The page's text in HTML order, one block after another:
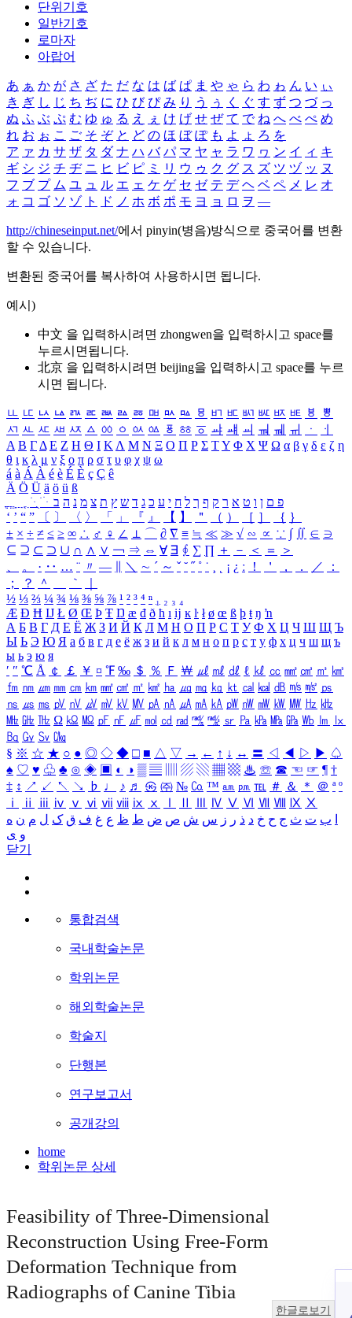
단위기호
일반기호
로마자
아랍어
あ ぁ か が さ ざ た だ な は ば ぱ ま や ゃ ら わ ゎ ん い ぃ
き ぎ し じ ち ぢ に ひ び ぴ み り う ぅ く ぐ す ず つ づ っ
ぬ ふ ぶ ぷ む ゆ ゅ る え ぇ け げ せ ぜ て で ね へ べ ぺ め
れ お ぉ こ ご そ ぞ と ど の ほ ぼ ぽ も よ ょ ろ を
ア ァ カ サ ザ タ ダ ナ ハ バ パ マ ヤ ャ ラ ワ ヮ ン イ ィ キ
ギ シ ジ チ ヂ ニ ヒ ビ ピ ミ リ ウ ゥ ク グ ス ズ ツ ヅ ッ ヌ
フ ブ プ ム ユ ュ ル エ ェ ケ ゲ セ ゼ テ デ ヘ ベ ペ メ レ オ
ォ コ ゴ ソ ゾ ト ド ノ ホ ボ ポ モ ヨ ョ ロ ヲ ―
http://chineseinput.net/에서 pinyin(병음)방식으로 중국어를 변환
할 수 있습니다.
변환된 중국어를 복사하여 사용하시면 됩니다.
예시)
中文 을 입력하시려면 zhongwen을 입력하시고 space를
누르시면됩니다.
北京 을 입력하시려면 beijing을 입력하시고 space를 누르
시면 됩니다.
ㅥ ㅦ ㅧ ㅨ ㅩ ㅪ ㅫ ㅬ ㅭ ㅮ ㅯ ㅰ ㅱ ㅲ ㅳ ㅴ ㅵ ㅶ ㅷ ㅸ
ㅹ
ㅺ ㅻ ㅼ ㅽ ㅾ ㅿ ㆀ ㆁ ㆂ ㆃ ㆄ ㆅ ㆆ ㆇ ㆈ ㆉ ㆊ ㆋ ㆌ ㆍ
ㆎ
Α Β ΓΔ Ε Ζ Η Θ Ι ΚΛ Μ Ν Ξ Ο Π Ρ Σ ΤΥ Φ Χ Ψ Ω α β γ δ ε ζ η
θ ι κ λ μ ν ξ ο π ρ σ τ υ φ χ ψ ω
á à Á À é è É È ç Ç ê
Ä Ö Ü ä ö ü ß
ִֶֹ ֻּ ׁׂ פ ם ן ו ט א ר ק ף ך ל ח י ע כ ג ד ש ץ ת צ מ נ ה ב
‘ ’ “ ” 〔 〕 〈 〉 「 」 『 』 【 】 ＂ （ ） ［ ］ ｛ ｝
± × ÷ ≠ ≤ ≥ ∞ ∴ ♂ ♀ ∠ ⊥ ⌒ ∂ ∇ ≡ ≒ ≪ ≫ √ ∽ ∝ ∵ ∫ ∬ ∈ ∋
⊆ ⊇ ⊂ ⊃ ∪ ∩ ∧ ∨ ￢ ⇒ ⇔ ∀ ∃ ∮ ∑ ∏ ＋ － ＜ ＝
＞
、
。 · ‥ … ¨ 〃 ― ＼ ∼ ´ ～ ˇ ˘ ˝ ˚ ˙ ¸ ¡ ¿ ː ！ ＇ ， ． ／
：
；
？ ＾ ｀
½ ⅓ ⅔ ¼ ¾ ⅛ ⅜ ⅝ ⅞ ¹ ² ³ ⁴ ⁿ ₁ ₂ ₃ ₄
Æ Ð Ħ Ĳ Ł Ø Œ Þ Ŧ Ŋ æ đ ð ħ ı ĳ ĸ ŀ ł ø œ ß þ ŧ ŋ ŉ
А Б В Г Д Е Ё Ж З И Й К Л М Н О П Р С Т У Ф Х Ц Ч Ш Щ Ъ
Ы Ь Э Ю Я а б в г д е ё ж з и й к л м н о п р с т у ф х ц ч ш щ ъ
ы ь э ю я
′ ″ ℃ Å ￠ ￡ ￥ ¤ ℉ ‰ ＄ ％ Ｆ ￦ ㎕ ㎖ ㎗ ℓ ㎘ ㏄ ㎣ ㎤ ㎥ ㎦
㎙ ㎚ ㎛ ㎜ ㎝ ㎞ ㎟ ㎠ ㎡ ㎢ ㏊ ㎍ ㎎ ㎏ ㏏ ㎈ ㎉ ㏈ ㎧ ㎨ ㎰
㎱ ㎲ ㎳ ㎴ ㎵ ㎶ ㎷ ㎸ ㎹ ㎀ ㎁ ㎂ ㎃ ㎄ ㎺ ㎻ ㎽ ㎾ ㎿ ㎐ ㎑
㎒ ㎓ ㎔ Ω ㏀ ㏁ ㎊ ㎋ ㎌ ㏖ ㏅ ㎭ ㎮ ㎯ ㏛ ㎩ ㎪ ㎫ ㎬ ㏝ ㏐
㏓
㏃ ㏉ ㏜ ㏆
§ ※ ☆ ★ ○ ● ◎ ◇ ◆ □ ■ △ ▽ → ← ↑ ↓ ↔ 〓 ◁ ◀ ▷ ▶ ♤
♠ ♡ ♥ ♧ ♣ ⊙ ◈ ▣ ◐ ◑ ▒ ▤ ▨ ▧ ▦ ▩ ♨ ☏ ☎ ☜ ☞ ¶ †
‡ ↕ ↗ ↙ ↖ ↘ ♭ ♩ ♪ ♬ ㉿ ㈜ № ㏇ ™ ㏂ ㏘ ℡ ＃ ＆ ＊ ＠ ª º
ⅰ
ⅱ ⅲ ⅳ ⅴ ⅵ ⅶ ⅷ ⅸ ⅹ Ⅳ Ⅴ Ⅵ Ⅶ Ⅷ Ⅸ Ⅹ
ب ت ث ج ح خ د ذ ر ز س ش ص ض ط ظ ع غ ف ق ک ل م ن ه
و ی
닫기
통합검색
국내학술논문
학위논문
해외학술논문
학술지
단행본
연구보고서
공개강의
home
학위논문 상세
Feasibility of Three-Dimensional
Reconstruction Using Free-Form
Deformation Technique from
Radiographs of Canine Tibia
한글로보기